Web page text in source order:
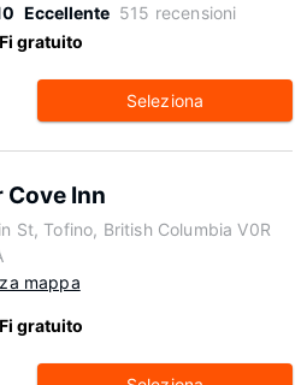
Eccellente 515 recensioni
gratuito
Seleziona
Cove Inn
St, Tofino, British Columbia V0R
mappa
gratuito